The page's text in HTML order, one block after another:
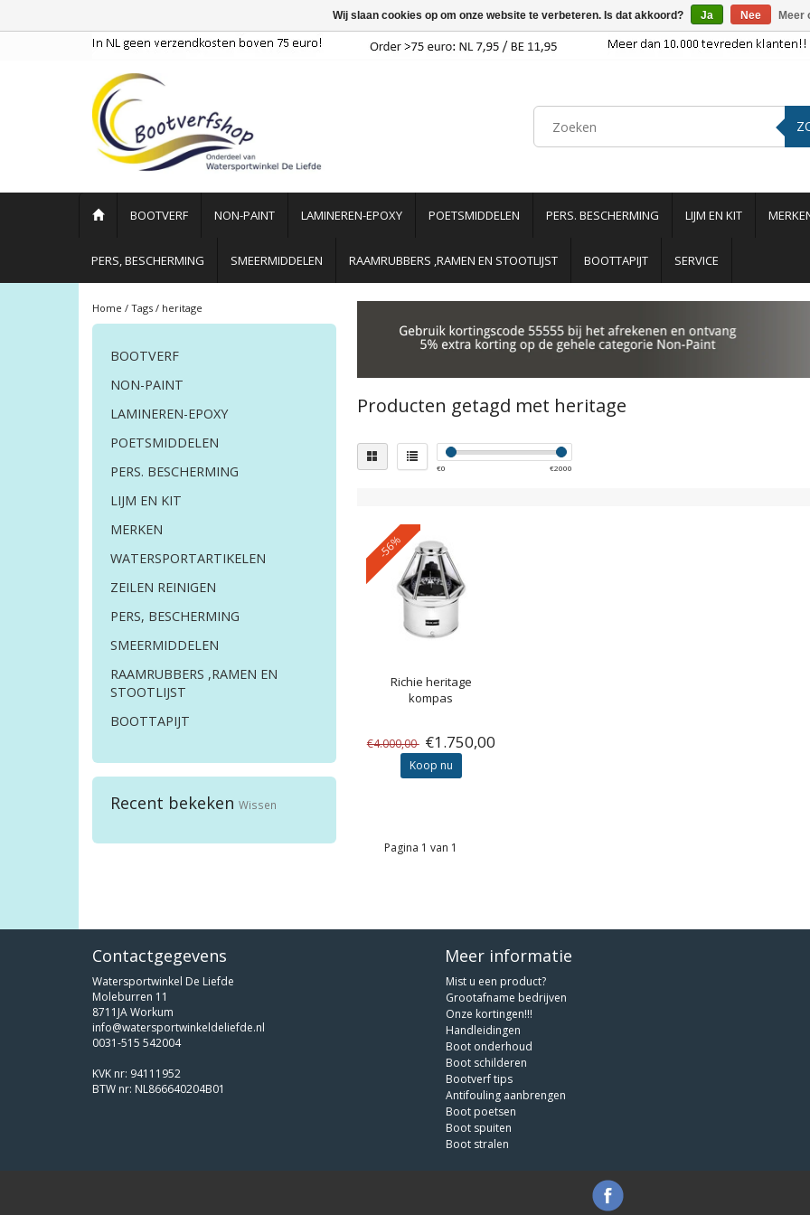
BOOTVERF NON-PAINT LAMINEREN-EPOXY POETSMIDDELEN PERS. BESCHERMING LIJM EN KIT
PERS, BESCHERMING SMEERMIDDELEN RAAMRUBBERS ,RAMEN EN STOOTLIJST BOOTTAPIJT SERVICE
Home / Tags / heritage
BOOTVERF
NON-PAINT
LAMINEREN-EPOXY
POETSMIDDELEN
PERS. BESCHERMING
LIJM EN KIT
MERKEN
WATERSPORTARTIKELEN
ZEILEN REINIGEN
PERS, BESCHERMING
SMEERMIDDELEN
RAAMRUBBERS ,RAMEN EN
STOOTLIJST
BOOTTAPIJT
Recent bekeken Wissen
Producten getagd met heritage
€0 €2000
-56%
Richie heritage
kompas
€4.000,00 €1.750,00
Koop nu
Pagina 1 van 1
Contactgegevens
Watersportwinkel De Liefde
Moleburren 11
8711JA Workum
info@watersportwinkeldeliefde.nl
0031-515 542004
KVK nr: 94111952
BTW nr: NL866640204B01
Meer informatie
Mist u een product?
Grootafname bedrijven
Onze kortingen!!!
Handleidingen
Boot onderhoud
Boot schilderen
Bootverf tips
Antifouling aanbrengen
Boot poetsen
Boot spuiten
Boot stralen
Wij slaan cookies op om onze website te verbeteren. Is dat akkoord? Ja Nee Meer